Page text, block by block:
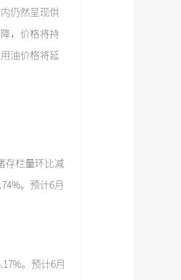
仍然呈现供
，价格将持
油价格将延
存栏量环比减
。预计6月
。预计6月